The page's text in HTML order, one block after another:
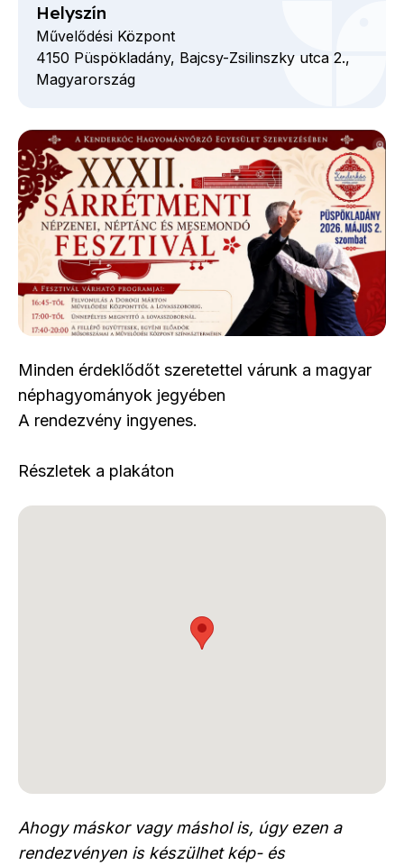
Minden érdeklődőt szeretettel várunk a magyar
néphagyományok jegyében
A rendezvény ingyenes.
Részletek a plakáton
Ahogy máskor vagy máshol is, úgy ezen a
rendezvényen is készülhet kép- és
Helyszín
Művelődési Központ
4150 Püspökladány, Bajcsy-Zsilinszky utca 2.,
Magyarország